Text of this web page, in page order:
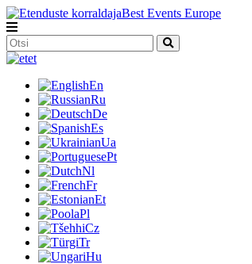
et
En
Ru
De
Es
Ua
Pt
Nl
Fr
Et
Pl
Cz
Tr
Hu